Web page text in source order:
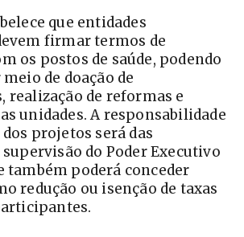
que entidades
firmar termos de
os postos de saúde, podendo
de doação de
realização de reformas e
unidades. A responsabilidade
projetos será das
supervisão do Poder Executivo
também poderá conceder
redução ou isenção de taxas